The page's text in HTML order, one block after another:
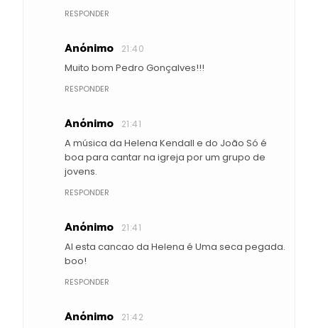
RESPONDER
Anónimo 21:40
Muito bom Pedro Gonçalves!!!
RESPONDER
Anónimo 21:41
A música da Helena Kendall e do João Só é
boa para cantar na igreja por um grupo de
jovens.
RESPONDER
Anónimo 21:41
AI esta cancao da Helena é Uma seca pegada.
boo!
RESPONDER
Anónimo 21:42